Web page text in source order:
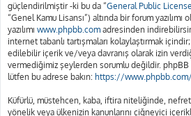
güçlendirilmiştir -ki bu da “General Public License
“Genel Kamu Lisansı”) altında bir forum yazılımı
yazılımı www.phpbb.com adresinden
internet tabanlı tartışmaları kolaylaştırmak
edilebilir içerik ve/veya davranış olarak izin
vermediğimiz şeylerden sorumlu değildir. phpBB
lütfen bu adrese bakın: https://www.phpbb.com/
Küfürlü, müstehcen, kaba, iftira niteliğinde,
yönelik veya ülkenizin kanunlarını çiğneyici